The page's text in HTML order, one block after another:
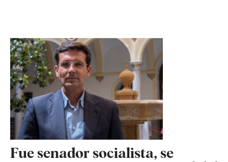
Fue senador socialista, se